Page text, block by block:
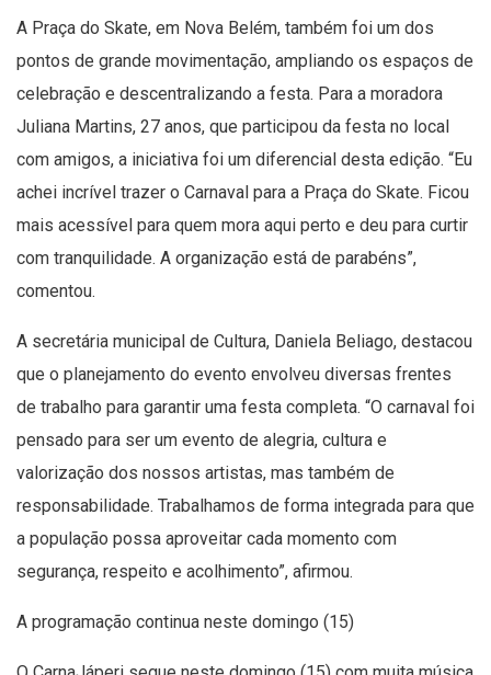
A Praça do Skate, em Nova Belém, também foi um dos
pontos de grande movimentação, ampliando os espaços de
celebração e descentralizando a festa. Para a moradora
Juliana Martins, 27 anos, que participou da festa no local
com amigos, a iniciativa foi um diferencial desta edição. “Eu
achei incrível trazer o Carnaval para a Praça do Skate. Ficou
mais acessível para quem mora aqui perto e deu para curtir
com tranquilidade. A organização está de parabéns”,
comentou.
A secretária municipal de Cultura, Daniela Beliago, destacou
que o planejamento do evento envolveu diversas frentes
de trabalho para garantir uma festa completa. “O carnaval foi
pensado para ser um evento de alegria, cultura e
valorização dos nossos artistas, mas também de
responsabilidade. Trabalhamos de forma integrada para que
a população possa aproveitar cada momento com
segurança, respeito e acolhimento”, afirmou.
A programação continua neste domingo (15)